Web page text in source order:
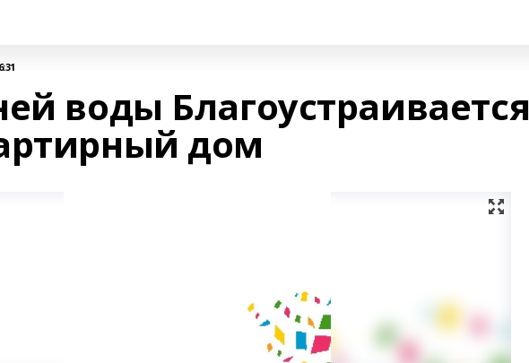
воды Благоустраивается
дом